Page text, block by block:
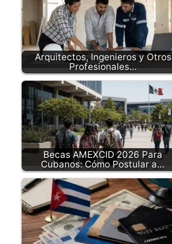
Arquitectos, Ingenieros y Otros
Profesionales…
Becas AMEXCID 2026 Para
Cubanos: Cómo Postular a…